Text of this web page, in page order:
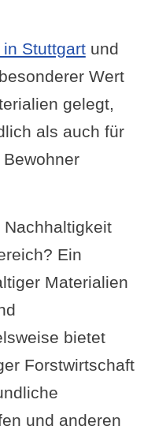
Stuttgartund
Wert
gelegt,
als auch für
Ein
Materialien
bietet
Forstwirtschaft
und anderen